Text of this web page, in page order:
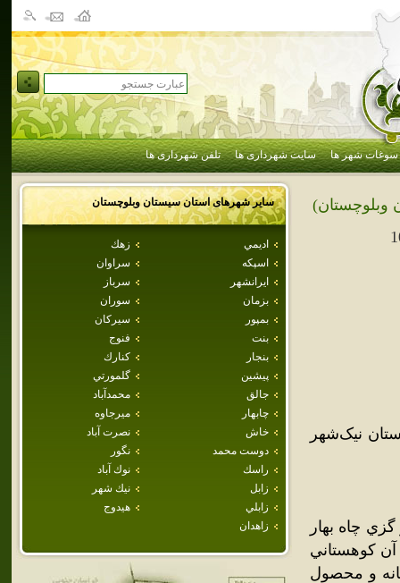
سوغات شهر ها سایت شهرداری ها تلفن شهرداری ها
سایر شهرهای استانسيستان وبلوچستان
اديمي
زهك
اسپكه
سراوان
ايرانشهر
سرباز
بزمان
سوران
بمپور
سيركان
بنت
فنوج
بنجار
كنارك
پيشين
گلمورتي
جالق
محمدآباد
چابهار
ميرجاوه
خاش
نصرت آباد
دوست محمد
نگور
راسك
نوك آباد
زابل
نيك شهر
زابلي
هيدوج
زاهدان
وبلوچستان)
نيک‌شهر
شهرستان چاه بهار در 110 هزار گزي چاه بهار
آن کوهستاني
و رودخانه و محصول